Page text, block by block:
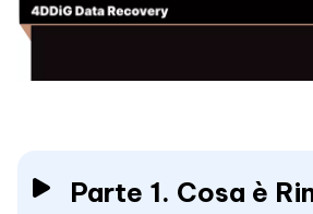
Parte 1. Cosa è